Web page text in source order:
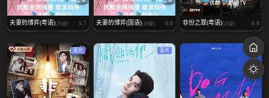
夫妻的博弈(粤语)(25全) 5.7 夫妻的博弈(国语)(25全) 6.0 非份之罪(粤语)(25全) 6.8
蓝光 蓝光 蓝光